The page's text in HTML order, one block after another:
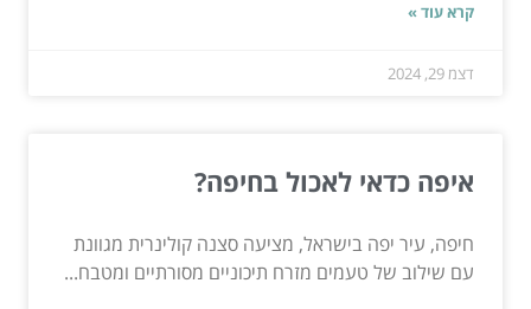
קרא עוד »
דצמ 29, 2024
איפה כדאי לאכול בחיפה?
חיפה, עיר יפה בישראל, מציעה סצנה קולינרית מגוונת
עם שילוב של טעמים מזרח תיכוניים מסורתיים ומטבח...